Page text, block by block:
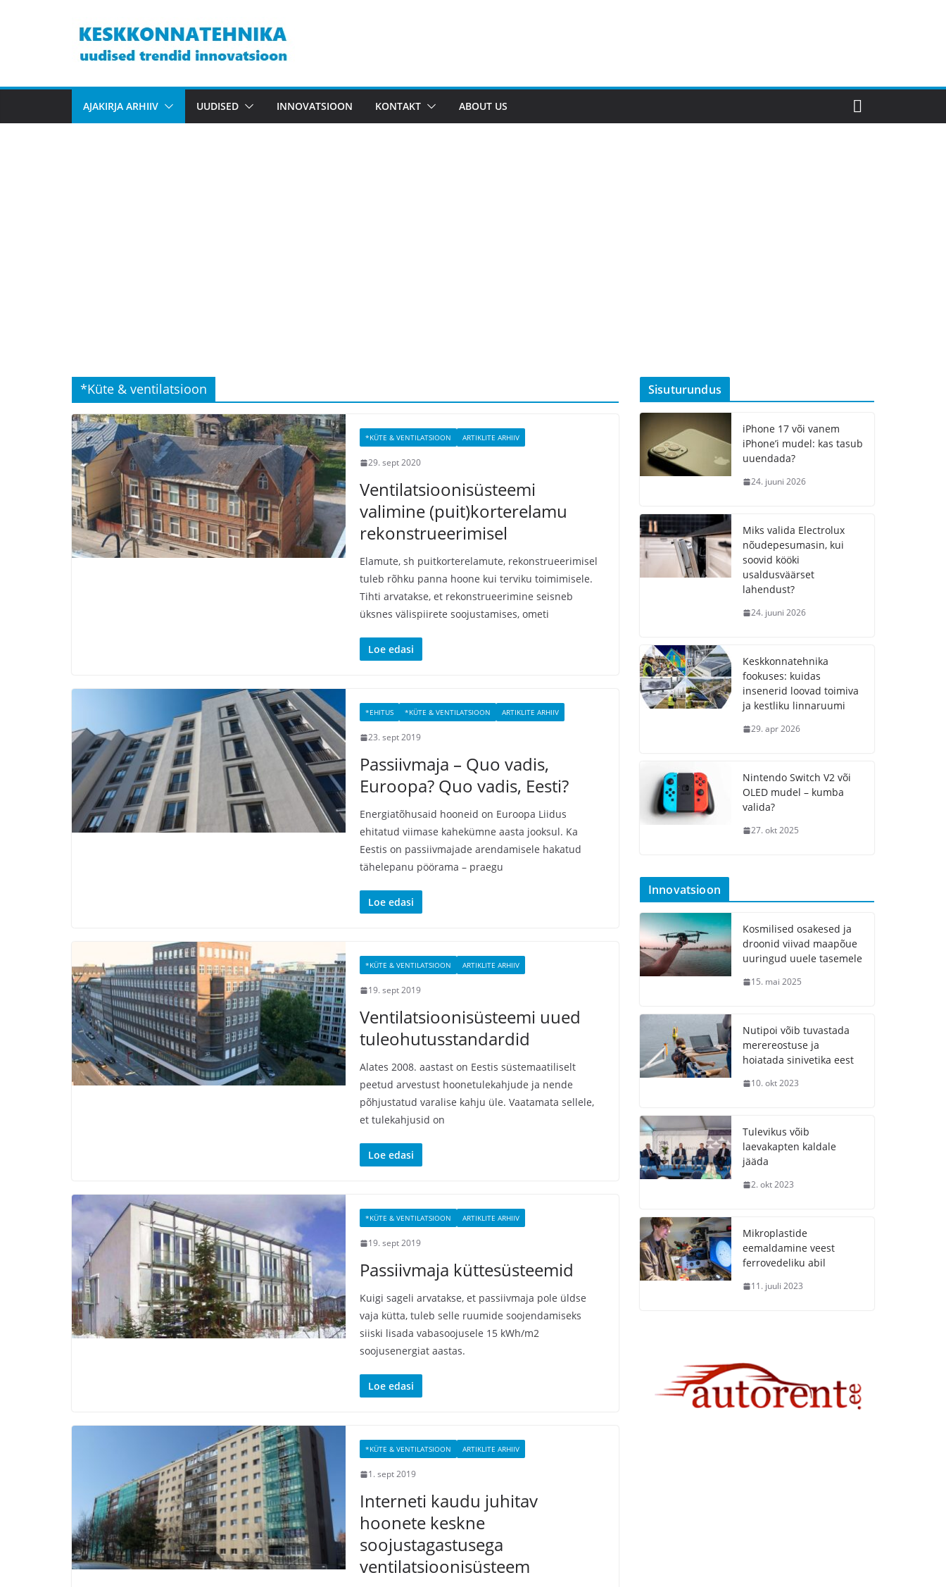
AJAKIRJA ARHIIV UUDISED INNOVATSIOON KONTAKT ABOUT US
*Küte & ventilatsioon
*KÜTE & VENTILATSIOON ARTIKLITE ARHIIV
29. sept 2020
Ventilatsioonisüsteemi
valimine (puit)korterelamu
rekonstrueerimisel
Elamute, sh puitkorterelamute, rekonstrueerimisel
tuleb rõhku panna hoone kui terviku toimimisele.
Tihti arvatakse, et rekonstrueerimine seisneb
üksnes välispiirete soojustamises, ometi
Loe edasi
*EHITUS *KÜTE & VENTILATSIOON ARTIKLITE ARHIIV
23. sept 2019
Passiivmaja – Quo vadis,
Euroopa? Quo vadis, Eesti?
Energiatõhusaid hooneid on Euroopa Liidus
ehitatud viimase kahekümne aasta jooksul. Ka
Eestis on passiivmajade arendamisele hakatud
tähelepanu pöörama – praegu
Loe edasi
*KÜTE & VENTILATSIOON ARTIKLITE ARHIIV
19. sept 2019
Ventilatsioonisüsteemi uued
tuleohutusstandardid
Alates 2008. aastast on Eestis süstemaatiliselt
peetud arvestust hoonetulekahjude ja nende
põhjustatud varalise kahju üle. Vaatamata sellele,
et tulekahjusid on
Loe edasi
*KÜTE & VENTILATSIOON ARTIKLITE ARHIIV
19. sept 2019
Passiivmaja küttesüsteemid
Kuigi sageli arvatakse, et passiivmaja pole üldse
vaja kütta, tuleb selle ruumide soojendamiseks
siiski lisada vabasoojusele 15 kWh/m2
soojusenergiat aastas.
Loe edasi
*KÜTE & VENTILATSIOON ARTIKLITE ARHIIV
1. sept 2019
Interneti kaudu juhitav
hoonete keskne
soojustagastusega
ventilatsioonisüsteem
Sisuturundus
iPhone 17 või vanem
iPhone’i mudel: kas tasub
uuendada?
24. juuni 2026
Miks valida Electrolux
nõudepesumasin, kui
soovid kööki
usaldusväärset
lahendust?
24. juuni 2026
Keskkonnatehnika
fookuses: kuidas
insenerid loovad toimiva
ja kestliku linnaruumi
29. apr 2026
Nintendo Switch V2 või
OLED mudel – kumba
valida?
27. okt 2025
Innovatsioon
Kosmilised osakesed ja
droonid viivad maapõue
uuringud uuele tasemele
15. mai 2025
Nutipoi võib tuvastada
merereostuse ja
hoiatada sinivetika eest
10. okt 2023
Tulevikus võib
laevakapten kaldale
jääda
2. okt 2023
Mikroplastide
eemaldamine veest
ferrovedeliku abil
11. juuli 2023